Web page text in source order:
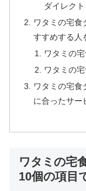
ダイレクト
ワタミの宅食
すすめする人
ワタミの
ワタミの
ワタミの宅食
に合ったサー
ワタミの宅
10個の項目